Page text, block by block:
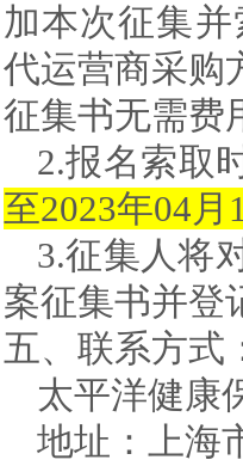
加本次征集
代运营商采购
征集书无需费
2.报名索取
至2023年04月
3.征集人将
案征集书并登
五、联系方式
太平洋健康
地址：上海